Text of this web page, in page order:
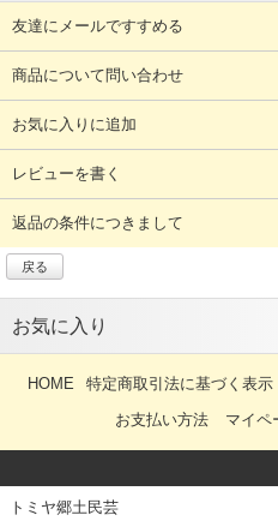
友達にメールですすめる
商品について問い合わせ
お気に入りに追加
レビューを書く
返品の条件につきまして
戻る
お気に入り
HOME 特定商取引法に基づく表示
お支払い方法
マイペ
トミヤ郷土民芸